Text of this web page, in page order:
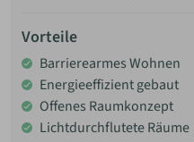
Vorteile
Barrierearmes Wohnen
Energieeffizient gebaut
Offenes Raumkonzept
Lichtdurchflutete Räume